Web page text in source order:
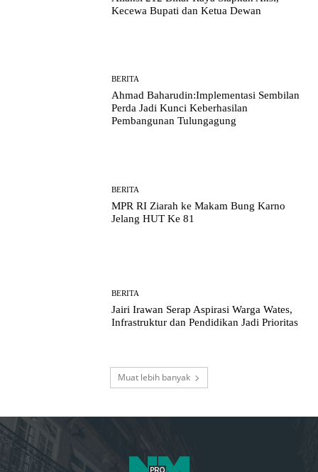
Kecewa Bupati dan Ketua Dewan
BERITA
Ahmad Baharudin:Implementasi Sembilan
Perda Jadi Kunci Keberhasilan
Pembangunan Tulungagung
BERITA
MPR RI Ziarah ke Makam Bung Karno
Jelang HUT Ke 81
BERITA
Jairi Irawan Serap Aspirasi Warga Wates,
Infrastruktur dan Pendidikan Jadi Prioritas
Muat lebih banyak